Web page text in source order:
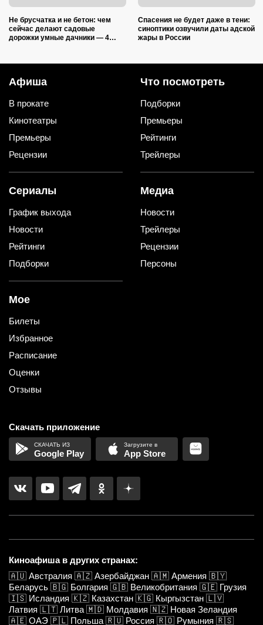
Не брусчатка и не бетон: чем
сейчас делают садовые
дорожки умные дачники — 4
Спасения не будет даже в тени:
синоптики озвучили даты адской
жары в России
Афиша
В прокате
Кинотеатры
Премьеры
Рецензии
Что посмотреть
Подборки
Премьеры
Рейтинги
Трейлеры
Сериалы
График выхода
Новости
Рейтинги
Подборки
Медиа
Новости
Трейлеры
Рецензии
Персоны
Мое
Билеты
Избранное
Расписание
Оценки
Отзывы
Скачать приложение
Google Play App Store
Киноафиша в других странах:
🇦🇺 Австралия 🇦🇿 Азербайджан 🇦🇲 Армения 🇧🇾
Беларусь 🇧🇬 Болгария 🇬🇧 Великобритания 🇬🇪 Грузия
🇮🇸 Исландия 🇰🇿 Казахстан 🇰🇬 Кыргызстан 🇱🇻
Латвия 🇱🇹 Литва 🇲🇩 Молдавия 🇳🇿 Новая Зеландия
🇦🇪 ОАЭ 🇵🇱 Польша 🇷🇺 Россия 🇷🇴 Румыния 🇷🇸